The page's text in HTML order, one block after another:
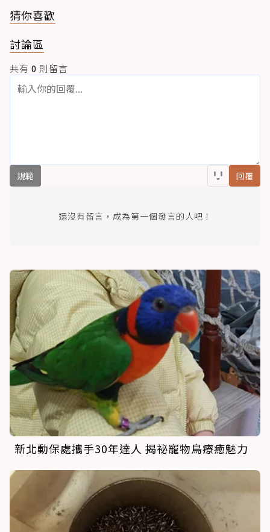
猜你喜歡
討論區
共有 0 則留言
規範 回覆
還沒有留言，成為第一個發言的人吧！
新北動保處攜手30年達人 揭祕寵物鳥療癒魅力